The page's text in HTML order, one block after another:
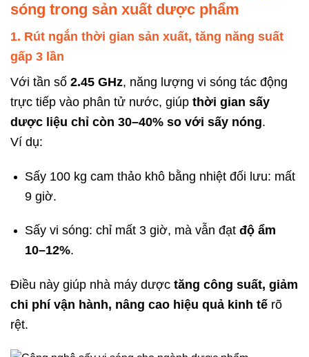
sóng trong sản xuất dược phẩm
1. Rút ngắn thời gian sản xuất, tăng năng suất
gấp 3 lần
Với tần số 2.45 GHz, năng lượng vi sóng tác động
trực tiếp vào phân tử nước, giúp thời gian sấy
dược liệu chỉ còn 30–40% so với sấy nóng.
Ví dụ:
Sấy 100 kg cam thảo khô bằng nhiệt đối lưu: mất
9 giờ.
Sấy vi sóng: chỉ mất 3 giờ, mà vẫn đạt độ ẩm
10–12%.
Điều này giúp nhà máy dược tăng công suất, giảm
chi phí vận hành, nâng cao hiệu quả kinh tế rõ
rệt.